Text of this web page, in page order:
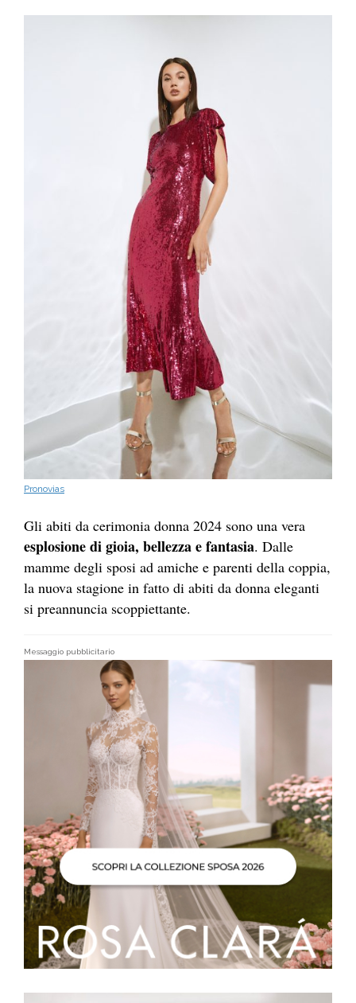
Pronovias
Gli abiti da cerimonia donna 2024 sono una vera
esplosione di gioia, bellezza e fantasia. Dalle
mamme degli sposi ad amiche e parenti della coppia,
la nuova stagione in fatto di abiti da donna eleganti
si preannuncia scoppiettante.
Messaggio pubblicitario